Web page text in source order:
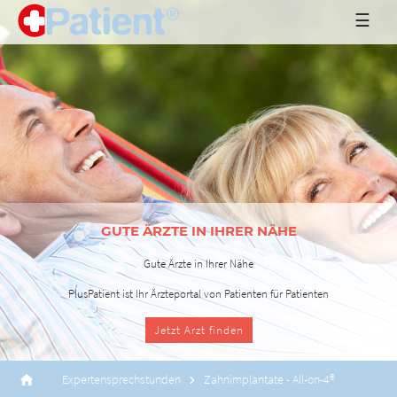
☰
Jetzt Arzt finden
Expertensprechstunden Zahnimplantate - All-on-4®